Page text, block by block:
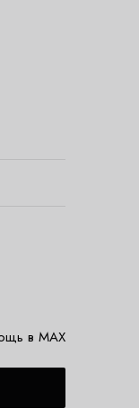
в MAX